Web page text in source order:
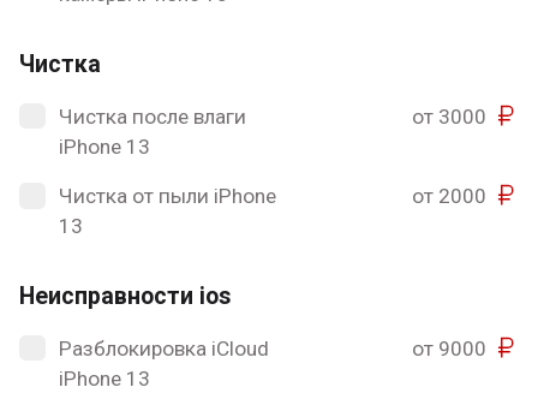
Чистка
Чистка после влаги
iPhone 13
от 3000
Чистка от пыли iPhone
13
от 2000
Неисправности ios
Разблокировка iCloud
iPhone 13
от 9000